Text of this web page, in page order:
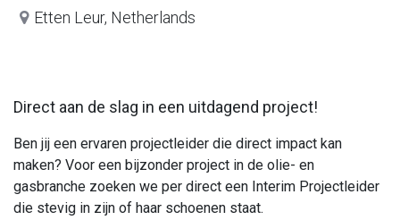
Etten Leur, Netherlands
Direct aan de slag in een uitdagend project!
Ben jij een ervaren projectleider die direct impact kan
maken? Voor een bijzonder project in de olie- en
gasbranche zoeken we per direct een Interim Projectleider
die stevig in zijn of haar schoenen staat.